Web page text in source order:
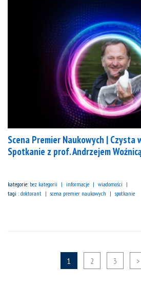
Scena Premier Naukowych | Czysta
Spotkanie z prof. Andrzejem
kategorie: bez kategorii informacje
wiadomości
tagi : doktorant scena premier naukowych spotkanie
1 2 3 >